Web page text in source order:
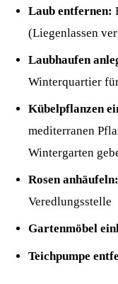
Laub entfernen:
(Liegenlassen
Laubhaufen
Winterquartier
Kübelpflanzen
mediterranen
Wintergarten
Rosen anhäufeln:
Veredlungsstelle
Gartenmöbel
Teichpumpe